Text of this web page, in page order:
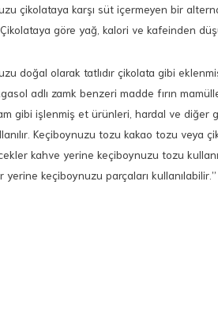
çikolataya karşı süt içermeyen bir
Çikolataya göre yağ, kalori ve kafeinden
doğal olarak tatlıdır çikolata gibi
adlı zamk benzeri madde fırın
gibi işlenmiş et ürünleri, hardal ve diğer
Keçiboynuzu tozu kakao tozu veya
kahve yerine keçiboynuzu tozu
yerine keçiboynuzu parçaları kullanılabilir.”